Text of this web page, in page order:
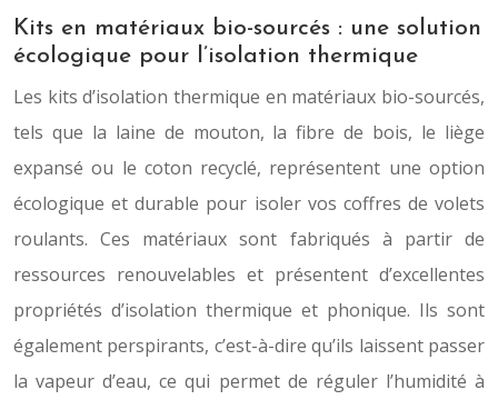
Kits en matériaux bio-sourcés : une solution
écologique pour l’isolation thermique
Les kits d’isolation thermique en matériaux bio-sourcés,
tels que la laine de mouton, la fibre de bois, le liège
expansé ou le coton recyclé, représentent une option
écologique et durable pour isoler vos coffres de volets
roulants. Ces matériaux sont fabriqués à partir de
ressources renouvelables et présentent d’excellentes
propriétés d’isolation thermique et phonique. Ils sont
également perspirants, c’est-à-dire qu’ils laissent passer
la vapeur d’eau, ce qui permet de réguler l’humidité à